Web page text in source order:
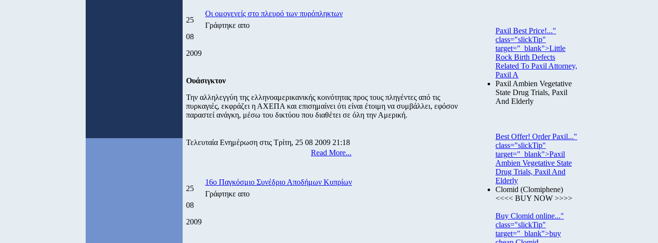
25
08
2009
Οι ομογενείς στο πλευρό των πυρόπληκτων
Γράφτηκε απο
Ουάσιγκτον
Την αλληλεγγύη της ελληνοαμερικανικής κοινότητας προς τους πληγέντες από τις
πυρκαγιές, εκφράζει η ΑΧΕΠΑ και επισημαίνει ότι είναι έτοιμη να συμβάλλει, εφόσον
παραστεί ανάγκη, μέσω του δικτύου που διαθέτει σε όλη την Αμερική.
Τελευταία Ενημέρωση στις Τρίτη, 25 08 2009 21:18
Read More...
25
08
2009
16ο Παγκόσμιο Συνέδριο Αποδήμων Κυπρίων
Γράφτηκε απο
Paxil Best Price!..."
class="slickTip"
target="_blank">Little
Rock Birth Defects
Related To Paxil Attorney,
Paxil A
Paxil Ambien Vegetative
State Drug Trials, Paxil
And Elderly
Best Offer! Order Paxil..."
class="slickTip"
target="_blank">Paxil
Ambien Vegetative State
Drug Trials, Paxil And
Elderly
Clomid (Clomiphene)
<<<< BUY NOW >>>>
Buy Clomid online..."
class="slickTip"
target="_blank">buy